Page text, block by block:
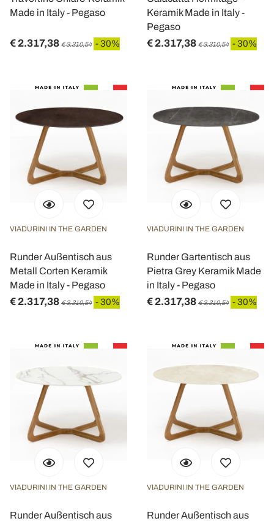
Made in Italy - Pegaso
€ 2.317,38 € 3.310,54 - 30%
Keramik Made in Italy -
Pegaso
€ 2.317,38 € 3.310,54 - 30%
VIADURINI IN THE GARDEN
Runder Außentisch aus
Metall Corten Keramik
Made in Italy - Pegaso
€ 2.317,38 € 3.310,54 - 30%
VIADURINI IN THE GARDEN
Runder Gartentisch aus
Pietra Grey Keramik Made
in Italy - Pegaso
€ 2.317,38 € 3.310,54 - 30%
VIADURINI IN THE GARDEN
Runder Außentisch aus
VIADURINI IN THE GARDEN
Runder Außentisch aus